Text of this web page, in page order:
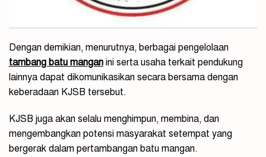
Dengan demikian, menurutnya, berbagai pengelolaan
tambang batu mangan ini serta usaha terkait pendukung
lainnya dapat dikomunikasikan secara bersama dengan
keberadaan KJSB tersebut.
KJSB juga akan selalu menghimpun, membina, dan
mengembangkan potensi masyarakat setempat yang
bergerak dalam pertambangan batu mangan.